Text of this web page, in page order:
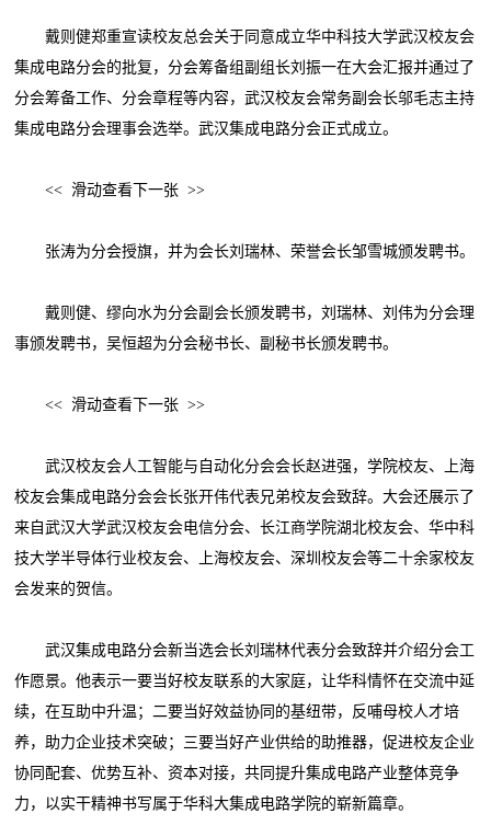
戴则健郑重宣读校友总会关于同意成立华中科技大学武汉校友会
集成电路分会的批复，分会筹备组副组长刘振一在大会汇报并通过了
分会筹备工作、分会章程等内容，武汉校友会常务副会长邬毛志主持
集成电路分会理事会选举。武汉集成电路分会正式成立。
<< 滑动查看下一张 >>
张涛为分会授旗，并为会长刘瑞林、荣誉会长邹雪城颁发聘书。
戴则健、缪向水为分会副会长颁发聘书，刘瑞林、刘伟为分会理
事颁发聘书，吴恒超为分会秘书长、副秘书长颁发聘书。
<< 滑动查看下一张 >>
武汉校友会人工智能与自动化分会会长赵进强，学院校友、上海
校友会集成电路分会会长张开伟代表兄弟校友会致辞。大会还展示了
来自武汉大学武汉校友会电信分会、长江商学院湖北校友会、华中科
技大学半导体行业校友会、上海校友会、深圳校友会等二十余家校友
会发来的贺信。
武汉集成电路分会新当选会长刘瑞林代表分会致辞并介绍分会工
作愿景。他表示一要当好校友联系的大家庭，让华科情怀在交流中延
续，在互助中升温；二要当好效益协同的基纽带，反哺母校人才培
养，助力企业技术突破；三要当好产业供给的助推器，促进校友企业
协同配套、优势互补、资本对接，共同提升集成电路产业整体竞争
力，以实干精神书写属于华科大集成电路学院的崭新篇章。